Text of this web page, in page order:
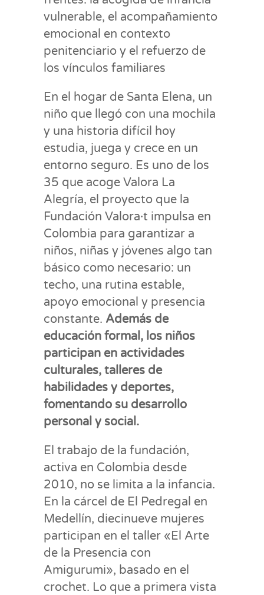
vulnerable, el acompañamiento
emocional en contexto
penitenciario y el refuerzo de
los vínculos familiares
En el hogar de Santa Elena, un
niño que llegó con una mochila
y una historia difícil hoy
estudia, juega y crece en un
entorno seguro. Es uno de los
35 que acoge Valora La
Alegría, el proyecto que la
Fundación Valora·t impulsa en
Colombia para garantizar a
niños, niñas y jóvenes algo tan
básico como necesario: un
techo, una rutina estable,
apoyo emocional y presencia
constante. Además de
educación formal, los niños
participan en actividades
culturales, talleres de
habilidades y deportes,
fomentando su desarrollo
personal y social.
El trabajo de la fundación,
activa en Colombia desde
2010, no se limita a la infancia.
En la cárcel de El Pedregal en
Medellín, diecinueve mujeres
participan en el taller «El Arte
de la Presencia con
Amigurumi», basado en el
crochet. Lo que a primera vista